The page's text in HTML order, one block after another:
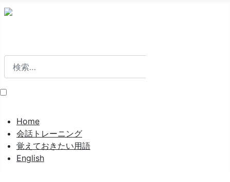
Home
会話トレーニング
覚えておきたい用語
English